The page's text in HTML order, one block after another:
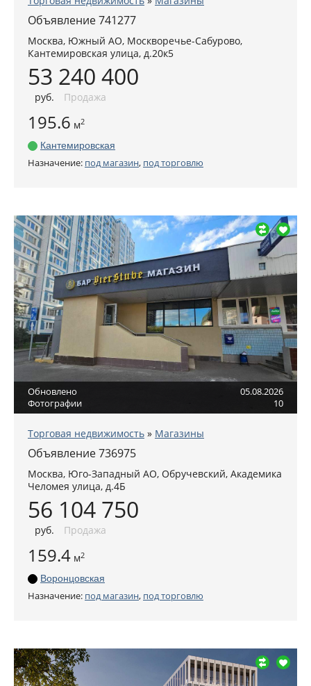
Объявление 741277
Москва, Южный АО, Москворечье-Сабурово,
Кантемировская улица, д.20к5
53 240 400
руб. Продажа
195.6 м2
Кантемировская
Назначение: под магазин, под торговлю
Обновлено
05.08.2026
Фотографии
10
Торговая недвижимость » Магазины
Объявление 736975
Москва, Юго-Западный АО, Обручевский, Академика
Челомея улица, д.4Б
56 104 750
руб. Продажа
159.4 м2
Воронцовская
Назначение: под магазин, под торговлю